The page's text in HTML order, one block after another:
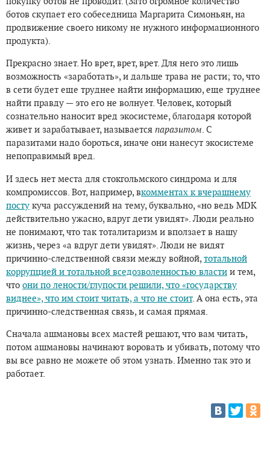
ботов скупает его собеседница Маргарита Симоньян, на
продвижение своего никому не нужного информационного
продукта).
Прекрасно знает. Но врет, врет, врет. Для него это лишь
возможность «заработать», и дальше трава не расти; то, что
в сети будет еще труднее найти информацию, еще труднее
найти правду — это его не волнует. Человек, который
сознательно наносит вред экосистеме, благодаря которой
живет и зарабатывает, называется паразитом. С
паразитами надо бороться, иначе они нанесут экосистеме
непоправимый вред.
И здесь нет места для стокгольмского синдрома и для
компромиссов. Вот, например, вкомментах к вчерашнему
посту куча рассуждений на тему, буквально, «но ведь MDK
действительно ужасно, вдруг дети увидят». Люди реально
не понимают, что так тоталитаризм и вползает в нашу
жизнь, через «а вдруг дети увидят». Люди не видят
причинно-следственной связи между войной, тотальной
коррупцией и тотальной вседозволенностью власти и тем,
что они по лености/глупости решили, что «государству
виднее», что им стоит читать, а что не стоит. А она есть, эта
причинно-следственная связь, и самая прямая.
Сначала ашмановы всех мастей решают, что вам читать,
потом ашмановы начинают воровать и убивать, потому что
вы все равно не можете об этом узнать. Именно так это и
работает.